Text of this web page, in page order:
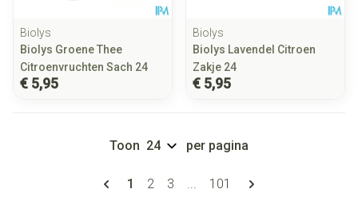
Biolys
Biolys Groene Thee
Citroenvruchten Sach 24
€ 5,95
Biolys
Biolys Lavendel Citroen
Zakje 24
€ 5,95
Pagina's
U lees momenteel pagina
1 Pagina
2 Pagina
3 ... Pagina
101
Toon per pagina